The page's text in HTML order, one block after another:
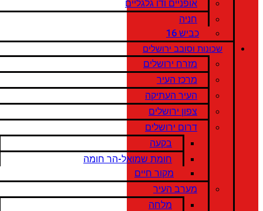
אופניים ודו גלגליים
חניה
כביש 16
שכונות וסובב ירושלים
מזרח ירושלים
מרכז העיר
העיר העתיקה
צפון ירושלים
דרום ירושלים
בקעה
חומת שמואל-הר חומה
מקור חיים
מערב העיר
מלחה